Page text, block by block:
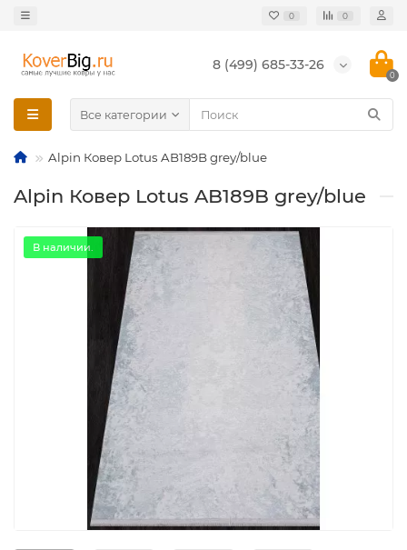
0 0
8 (499) 685-33-26
0
Все категории
Alpin Ковер Lotus AB189B grey/blue
Alpin Ковер Lotus AB189B grey/blue
В наличии.